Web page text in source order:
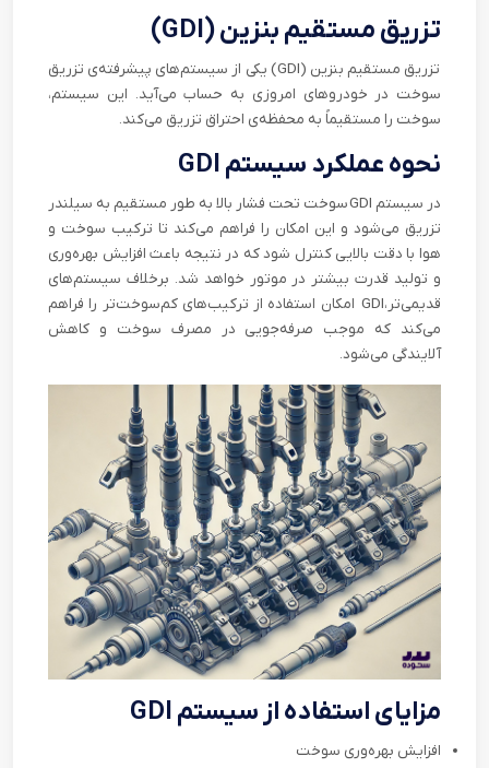
تزریق مستقیم بنزین (GDI
)
تزریق مستقیم بنزین (GDI) یکی از سیستم‌های پیشرفته‌ی تزریق
سوخت در خودروهای امروزی به حساب می‌آید. این سیستم،
سوخت را مستقیماً به محفظه‌ی احتراق تزریق می‌کند.
نحوه عملکرد سیستم GDI
در سیستم GDIسوخت تحت فشار بالا به طور مستقیم به سیلندر
تزریق می‌شود و این امکان را فراهم می‌کند تا ترکیب سوخت و
هوا با دقت بالایی کنترل شود که در نتیجه باعث افزایش بهره‌وری
و تولید قدرت بیشتر در موتور خواهد شد. برخلاف سیستم‌های
قدیمی‌تر،GDI امکان استفاده از ترکیب‌های کم‌سوخت‌تر را فراهم
می‌کند که موجب صرفه‌جویی در مصرف سوخت و کاهش
آلایندگی می‌شود.
مزایای استفاده از سیستم GDI
افزایش بهره‌وری سوخت